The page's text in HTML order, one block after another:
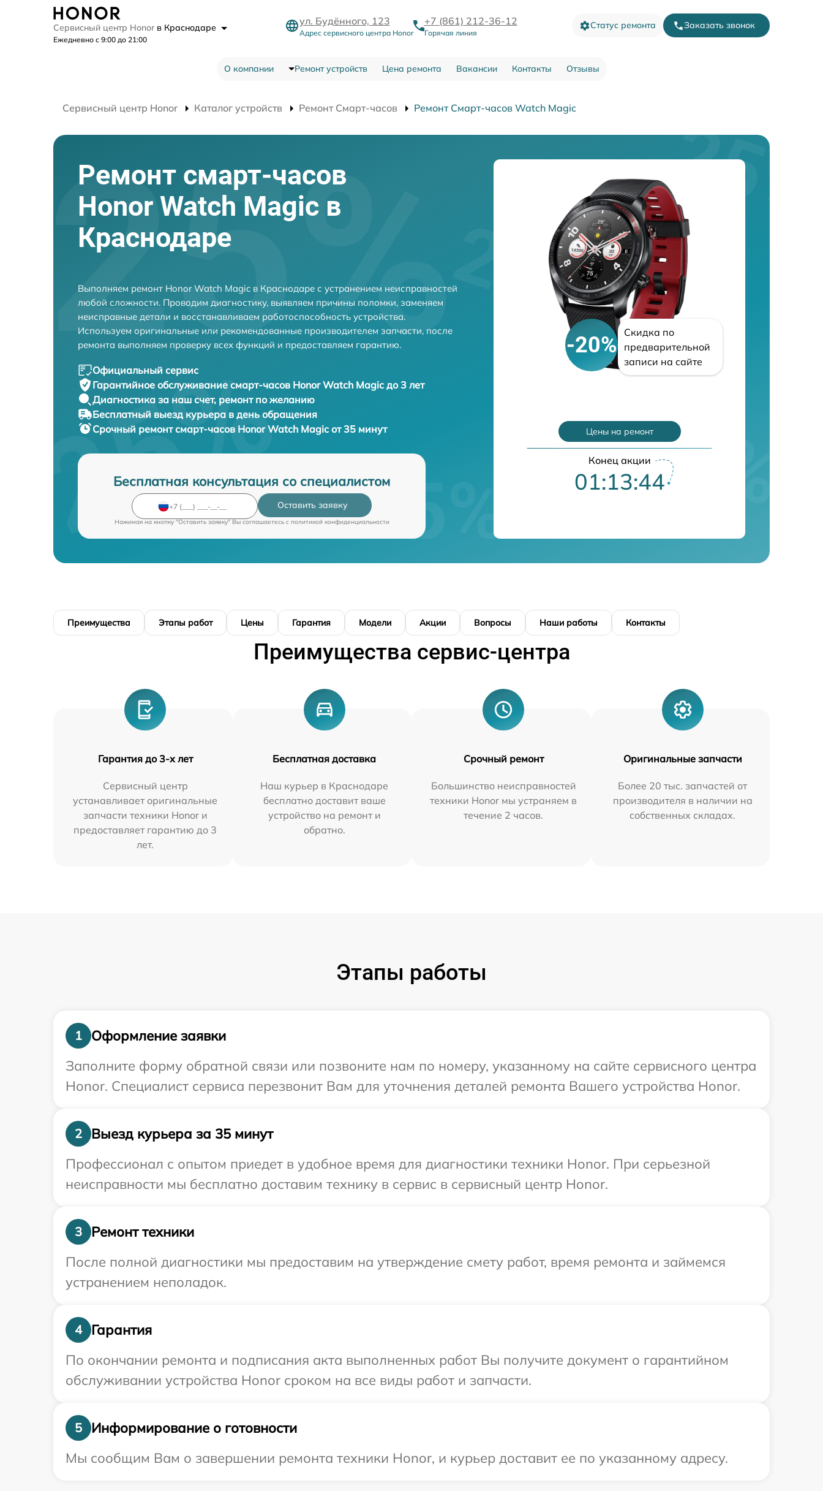
Сервисный центр Honor в Краснодаре
Ежедневно с 9:00 до 21:00
ул. Будённого, 123
Адрес сервисного центра Honor
+7 (861) 212-36-12
Горячая линия
Статус ремонта Заказать звонок
О компании Ремонт устройств Цена ремонта Вакансии Контакты Отзывы
Сервисный центр Honor Каталог устройств Ремонт Смарт-часов Ремонт Смарт-часов Watch Magic
Ремонт смарт-часов
Honor Watch Magic в
Краснодаре
Выполняем ремонт Honor Watch Magic в Краснодаре с устранением неисправностей
любой сложности. Проводим диагностику, выявляем причины поломки, заменяем
неисправные детали и восстанавливаем работоспособность устройства.
Используем оригинальные или рекомендованные производителем запчасти, после
ремонта выполняем проверку всех функций и предоставляем гарантию.
Официальный сервис
Гарантийное обслуживание смарт-часов Honor Watch Magic до 3 лет
Диагностика за наш счет, ремонт по желанию
Бесплатный выезд курьера в день обращения
Срочный ремонтсмарт-часов Honor Watch Magic от 35 минут
Бесплатная консультация со специалистом
Оставить заявку
Нажимая на кнопку "Оставить заявку" Вы соглашаетесь c политикой конфиденциальности
-20%
Скидка по
предварительной
записи на сайте
Цены на ремонт
Конец акции
01:13:43
Преимущества Этапы работ Цены Гарантия Модели Акции Вопросы Наши работы Контакты
Преимущества сервис-центра
Гарантия до 3-х лет
Сервисный центр
устанавливает оригинальные
запчасти техники Honor и
предоставляет гарантию до 3
лет.
Бесплатная доставка
Наш курьер в Краснодаре
бесплатно доставит ваше
устройство на ремонт и
обратно.
Срочный ремонт
Большинство неисправностей
техники Honor мы устраняем в
течение 2 часов.
Оригинальные запчасти
Более 20 тыс. запчастей от
производителя в наличии на
собственных складах.
Этапы работы
1
Оформление заявки
Заполните форму обратной связи или позвоните нам по номеру, указанному на сайте сервисного центра
Honor. Специалист сервиса перезвонит Вам для уточнения деталей ремонта Вашего устройства Honor.
2
Выезд курьера за 35 минут
Профессионал с опытом приедет в удобное время для диагностики техники Honor. При серьезной
неисправности мы бесплатно доставим технику в сервис в сервисный центр Honor.
3
Ремонт техники
После полной диагностики мы предоставим на утверждение смету работ, время ремонта и займемся
устранением неполадок.
4
Гарантия
По окончании ремонта и подписания акта выполненных работ Вы получите документ о гарантийном
обслуживании устройства Honor сроком на все виды работ и запчасти.
5
Информирование о готовности
Мы сообщим Вам о завершении ремонта техники Honor, и курьер доставит ее по указанному адресу.